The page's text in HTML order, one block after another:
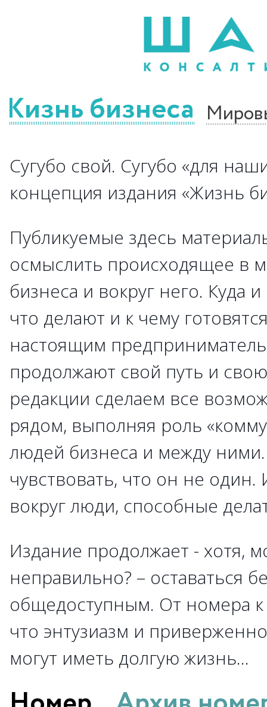
бизнеса
Сугубо свой. Сугубо «для
концепция издания «Жизнь
Публикуемые здесь
осмыслить происходящее в
бизнеса и вокруг него. Куда
что делают и к чему
настоящим
продолжают свой путь и
редакции сделаем все
рядом, выполняя роль
людей бизнеса и между
чувствовать, что он не
вокруг люди, способные
Издание продолжает - хотя,
неправильно? – оставаться
общедоступным. От номера к
что энтузиазм и
могут иметь долгую жизнь…